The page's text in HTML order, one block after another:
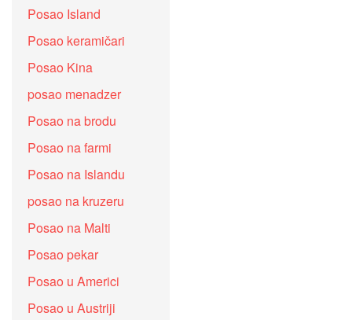
Posao Island
Posao keramičari
Posao Kina
posao menadzer
Posao na brodu
Posao na farmi
Posao na Islandu
posao na kruzeru
Posao na Malti
Posao pekar
Posao u Americi
Posao u Austriji